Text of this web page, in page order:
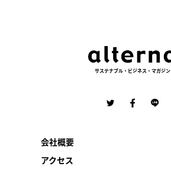
サステナブル・ビジネス・マガジン
会社概要
アクセス